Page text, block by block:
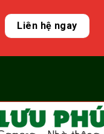
Liên hệ ngay